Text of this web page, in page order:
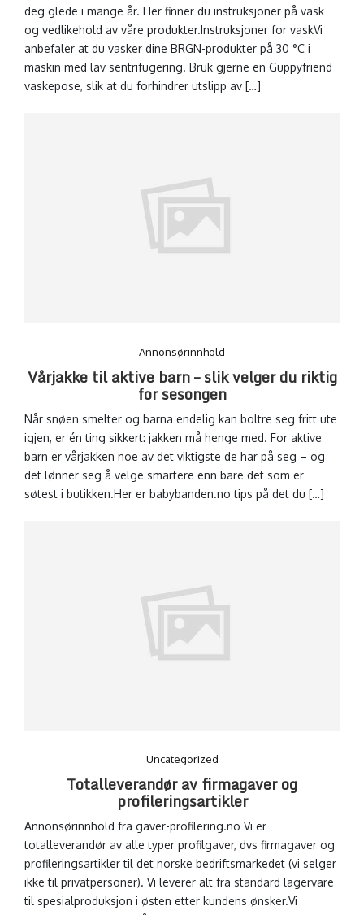
deg glede i mange år. Her finner du instruksjoner på vask
og vedlikehold av våre produkter.Instruksjoner for vaskVi
anbefaler at du vasker dine BRGN-produkter på 30 °C i
maskin med lav sentrifugering. Bruk gjerne en Guppyfriend
vaskepose, slik at du forhindrer utslipp av […]
Annonsørinnhold
Vårjakke til aktive barn – slik velger du riktig
for sesongen
Når snøen smelter og barna endelig kan boltre seg fritt ute
igjen, er én ting sikkert: jakken må henge med. For aktive
barn er vårjakken noe av det viktigste de har på seg – og
det lønner seg å velge smartere enn bare det som er
søtest i butikken.Her er babybanden.no tips på det du […]
Uncategorized
Totalleverandør av firmagaver og
profileringsartikler
Annonsørinnhold fra gaver-profilering.no Vi er
totalleverandør av alle typer profilgaver, dvs firmagaver og
profileringsartikler til det norske bedriftsmarkedet (vi selger
ikke til privatpersoner). Vi leverer alt fra standard lagervare
til spesialproduksjon i østen etter kundens ønsker.Vi